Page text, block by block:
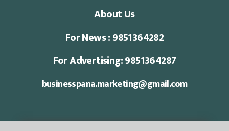
About Us
For News : 9851364282
For Advertising: 9851364287
businesspana.marketing@gmail.com